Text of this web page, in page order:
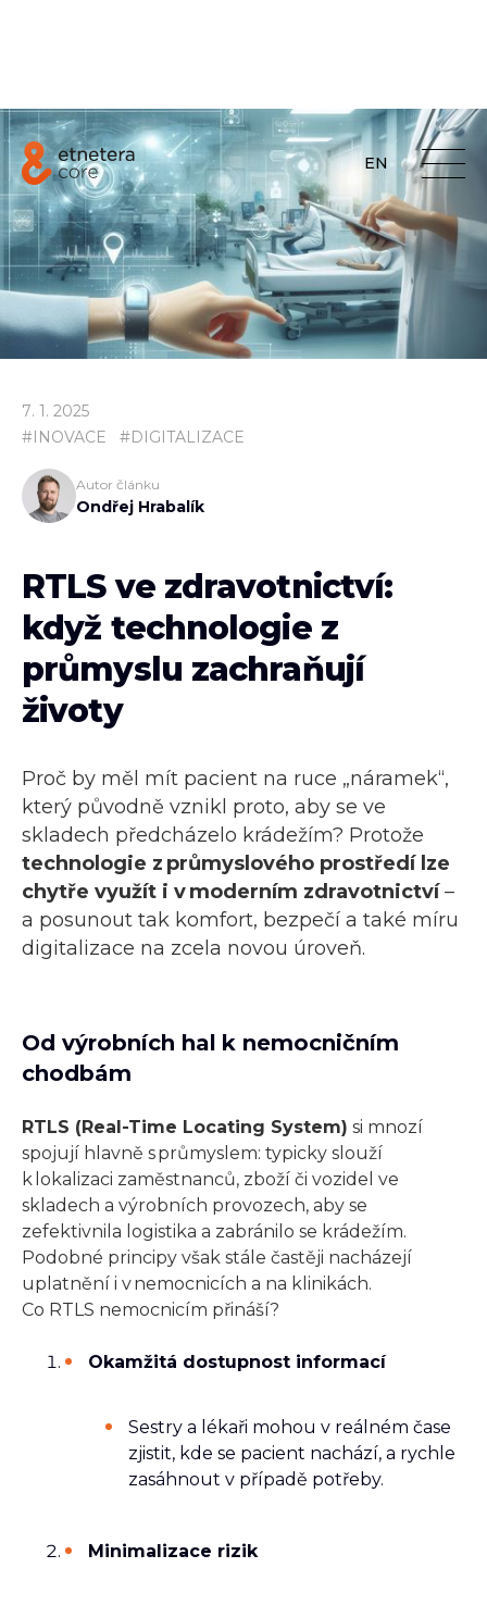
EN
7. 1. 2025
#INOVACE #DIGITALIZACE
Autor článku
Ondřej Hrabalík
RTLS ve zdravotnictví:
když technologie z
průmyslu zachraňují
životy
Proč by měl mít pacient na ruce „náramek“,
který původně vznikl proto, aby se ve
skladech předcházelo krádežím? Protože
technologie z průmyslového prostředí lze
chytře využít i v moderním zdravotnictví–
a posunout tak komfort, bezpečí a také míru
digitalizace na zcela novou úroveň.
Od výrobních hal k nemocničním
chodbám
RTLS (Real-Time Locating System) si mnozí
spojují hlavně s průmyslem: typicky slouží
k lokalizaci zaměstnanců, zboží či vozidel ve
skladech a výrobních provozech, aby se
zefektivnila logistika a zabránilo se krádežím.
Podobné principy však stále častěji nacházejí
uplatnění i v nemocnicích a na klinikách.
Co RTLS nemocnicím přináší?
Okamžitá dostupnost informací
Sestry a lékaři mohou v reálném čase
zjistit, kde se pacient nachází, a rychle
zasáhnout v případě potřeby.
Minimalizace rizik